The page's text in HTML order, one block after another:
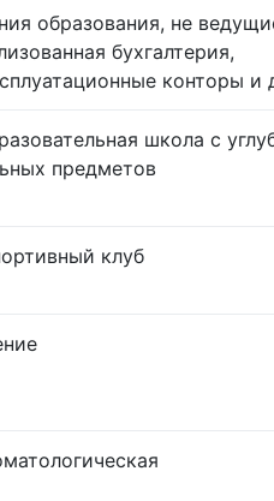
образования, не
бухгалтерия,
конторы и
школа с
предметов
клуб